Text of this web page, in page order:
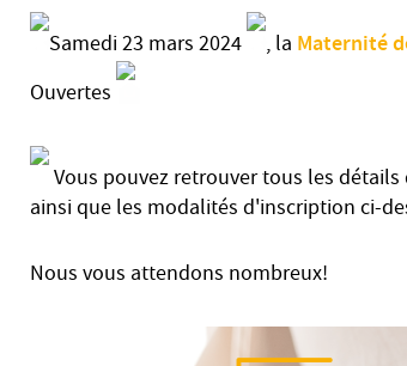
Samedi 23 mars 2024 , la Maternité
Ouvertes
Vous pouvez retrouver tous les
ainsi que les modalités d'inscription ci-
Nous vous attendons nombreux!